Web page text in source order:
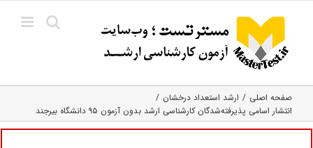
content
صفحه اصلی
ارشد استعداد درخشان
انتشار اسامی پذیرفته‌شدگان کارشناسی ارشد بدون آزمون ۹۵ دانشگاه بیرجند